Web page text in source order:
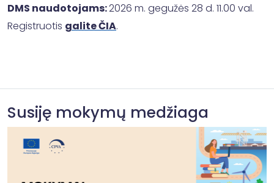
DMS naudotojams:2026 m. gegužės 28 d. 11.00 val.
Registruotis galite ČIA.
Susiję mokymų medžiaga